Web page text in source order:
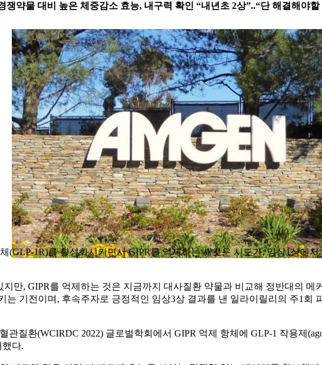
쟁약물 대비 높은 체중감소 효능, 내구력 확인 “내년초 2상”..“단 해결해야할
(GLP-1R)를 활성화시키면서 GIPR를 억제하는 새로운 시도가, 임상1상에
만, GIPR를 억제하는 것은 지금까지 대사질환 약물과 비교해 정반대의 메
는 기전이며, 후속주자로 긍정적인 임상3상 결과를 낸 일라이릴리의 주1회
관질환(WCIRDC 2022) 글로벌학회에서 GIPR 억제 항체에 GLP-1 작용제
했다.